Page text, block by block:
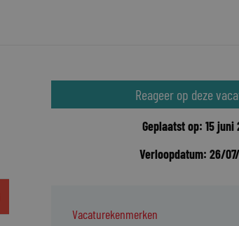
Reageer op deze
Geplaatst op: 15 juni
Verloopdatum: 26/
Vacaturekenmerken